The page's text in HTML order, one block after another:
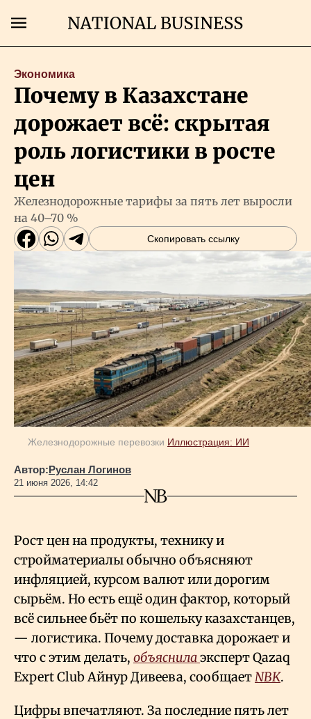
Главная
Экономика
Бизнес
Рынки
Власть
Геополитика
Исследования
Люди
Life & Arts
Все новости
Экономика
Почему в Казахстане
дорожает всё: скрытая
роль логистики в росте
цен
Железнодорожные тарифы за пять лет выросли
на 40–70 %
Скопировать ссылку
Железнодорожные перевозки Иллюстрация: ИИ
Автор:Руслан Логинов
21 июня 2026, 14:42
Рост цен на продукты, технику и
стройматериалы обычно объясняют
инфляцией, курсом валют или дорогим
сырьём. Но есть ещё один фактор, который
всё сильнее бьёт по кошельку казахстанцев,
— логистика. Почему доставка дорожает и
что с этим делать, объяснилаэксперт Qazaq
Expert Club Айнур Дивеева, сообщаетNBK.
Цифры впечатляют. За последние пять лет